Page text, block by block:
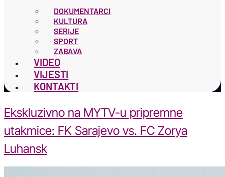
DOKUMENTARCI
KULTURA
SERIJE
SPORT
ZABAVA
VIDEO
VIJESTI
KONTAKTI
Ekskluzivno na MYTV-u pripremne
utakmice: FK Sarajevo vs. FC Zorya
Luhansk